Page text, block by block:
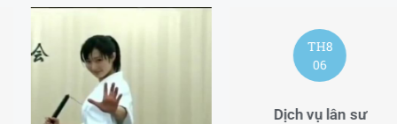
TH8
06
Dịch vụ lân sư